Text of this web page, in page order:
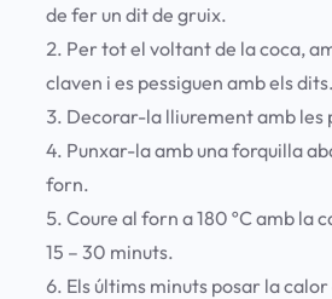
de fer un dit de gruix.
Per tot el voltant de la coca,
claven i es pessiguen amb els dits.
Decorar-la lliurement amb les
Punxar-la amb una forquilla
forn.
Coure al forn a 180 ºC amb la
15 – 30 minuts.
Els últims minuts posar la